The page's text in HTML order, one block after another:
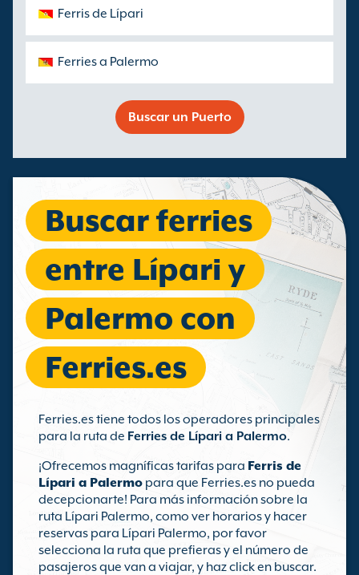
Ferris de Lípari
Ferries a Palermo
Buscar un Puerto
Buscar ferries
entre Lípari y
Palermo con
Ferries.es
Ferries.es tiene todos los operadores principales
para la ruta de Ferries de Lípari a Palermo.
¡Ofrecemos magníficas tarifas para Ferris de
Lípari a Palermo para que Ferries.es no pueda
decepcionarte! Para más información sobre la
ruta Lípari Palermo, como ver horarios y hacer
reservas para Lípari Palermo, por favor
selecciona la ruta que prefieras y el número de
pasajeros que van a viajar, y haz click en buscar.